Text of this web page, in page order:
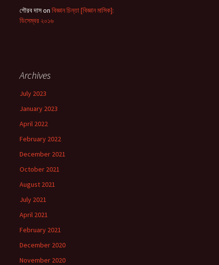
গৌরব দাসon বিজ্ঞান চিন্তা [বিজ্ঞান মাসিক]:
ডিসেম্বর ২০১৬
Archives
July 2023
January 2023
April 2022
February 2022
December 2021
October 2021
August 2021
July 2021
April 2021
February 2021
December 2020
November 2020